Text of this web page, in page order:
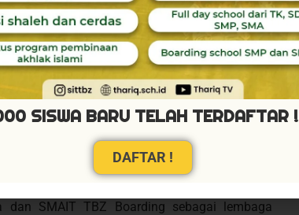
Qaradawi Ulama Besar Islam Tutup Usia.
alumni SMAIT TBZ Boarding jika ingin
bekal yang cukup. Disamping itu, SMAIT
didik yang ingin melanjutkan pendidikannya
menjalin komunikasi dan silaturahim ke
SMAIT TBZ Boarding sebagai lembaga
SISWA BARU TELAH TERDAFTAR !
DAFTAR !